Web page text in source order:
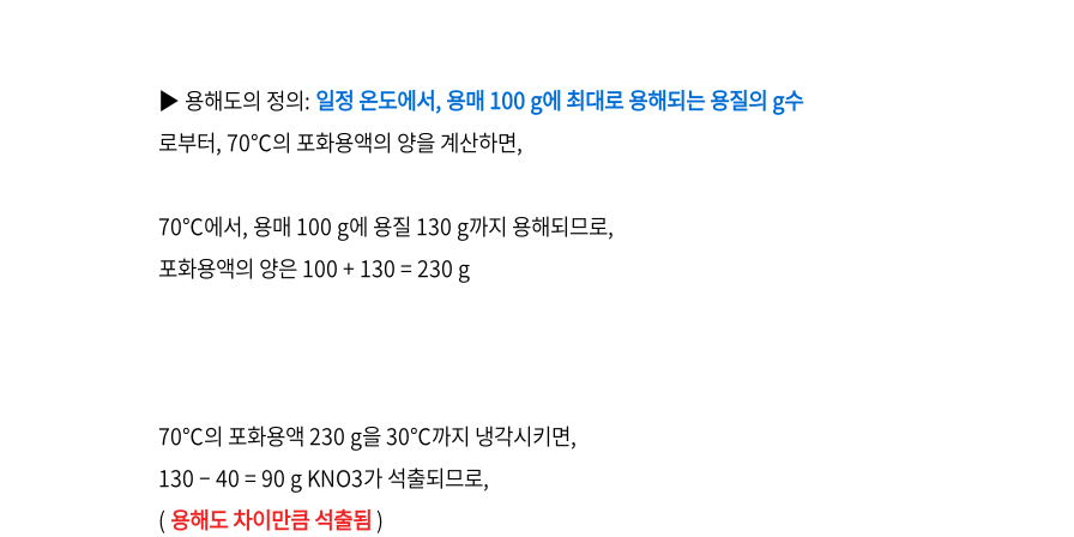
▶ 용해도의 정의: 일정 온도에서, 용매 100 g에 최대로 용해되는 용질의 g수
로부터, 70℃의 포화용액의 양을 계산하면,
70℃에서, 용매 100 g에 용질 130 g까지 용해되므로,
포화용액의 양은 100 + 130 = 230 g
70℃의 포화용액 230 g을 30℃까지 냉각시키면,
130 – 40 = 90 g KNO3가 석출되므로,
( 용해도 차이만큼 석출됨 )